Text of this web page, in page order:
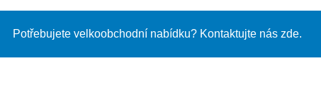
Potřebujete velkoobchodní nabídku? Kontaktujte nás zde.